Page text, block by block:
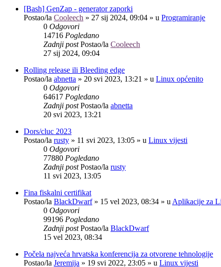
[Bash] GenZap - generator zaporki
Postao/la Cooleech » 27 sij 2024, 09:04 » u Programiranje
0 Odgovori
14716 Pogledano
Zadnji postPostao/la Cooleech
27 sij 2024, 09:04
Rolling release ili Bleeding edge
Postao/la abnetta » 20 svi 2023, 13:21 » u Linux općenito
0 Odgovori
64617 Pogledano
Zadnji postPostao/la abnetta
20 svi 2023, 13:21
Dors/cluc 2023
Postao/la rusty » 11 svi 2023, 13:05 » u Linux vijesti
0 Odgovori
77880 Pogledano
Zadnji postPostao/la rusty
11 svi 2023, 13:05
Fina fiskalni certifikat
Postao/la BlackDwarf» 15 vel 2023, 08:34 » u Aplikacije za
0 Odgovori
99196 Pogledano
Zadnji postPostao/la BlackDwarf
15 vel 2023, 08:34
Počela najveća hrvatska konferencija za otvorene tehnologije
Postao/la Jeremija » 19 svi 2022, 23:05 » u Linux vijesti